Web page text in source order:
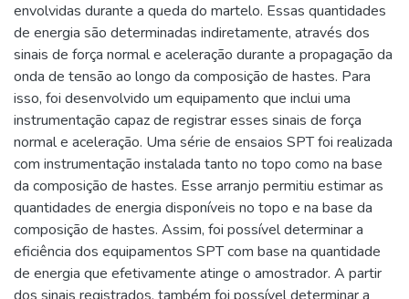
envolvidas durante a queda do martelo. Essas quantidades
de energia são determinadas indiretamente, através dos
sinais de força normal e aceleração durante a propagação da
onda de tensão ao longo da composição de hastes. Para
isso, foi desenvolvido um equipamento que inclui uma
instrumentação capaz de registrar esses sinais de força
normal e aceleração. Uma série de ensaios SPT foi realizada
com instrumentação instalada tanto no topo como na base
da composição de hastes. Esse arranjo permitiu estimar as
quantidades de energia disponíveis no topo e na base da
composição de hastes. Assim, foi possível determinar a
eficiência dos equipamentos SPT com base na quantidade
de energia que efetivamente atinge o amostrador. A partir